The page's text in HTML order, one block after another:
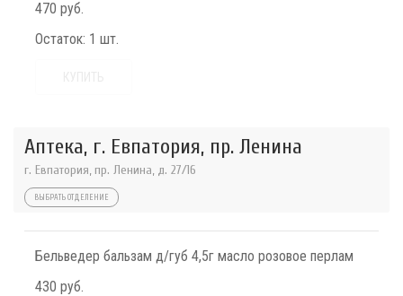
470 руб.
Остаток: 1 шт.
Аптека, г. Евпатория, пр. Ленина
г. Евпатория, пр. Ленина, д. 27/16
ВЫБРАТЬ ОТДЕЛЕНИЕ
Бельведер бальзам д/губ 4,5г масло розовое перлам
430 руб.